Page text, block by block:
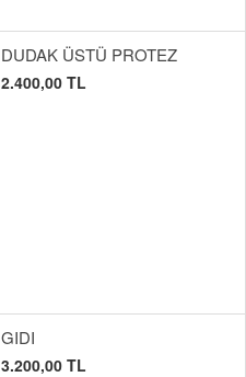
DUDAK ÜSTÜ PROTEZ
2.400,00 TL
GIDI
3.200,00 TL